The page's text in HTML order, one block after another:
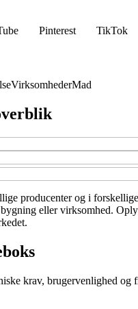
Pinterest TikTok
VirksomhederMad
producenter og i
eller virksomhed.
krav, brugervenlighed